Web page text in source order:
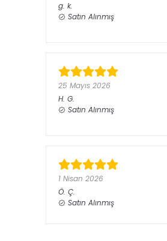
g. k.
Satın Alınmış
25 Mayıs 2026
H. G.
Satın Alınmış
1 Nisan 2026
Ö. Ç.
Satın Alınmış